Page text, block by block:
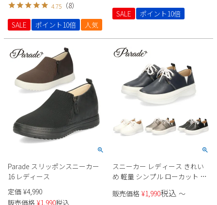
Parade
SKECHERS
moz
new balance
Parade
SKECHERS
GAP
EDWIN
new balance
Parade
SKECHERS
new balance
asics
瞬足
ハンドバッグ
ビジネスバッグ
トートバッグ
ショルダーバッグ
雑貨
ご利用ガイド
会員サービス
お問い合わせ
メルマガ購買
営業日カレンダー
休業日 お問い合わせ窓口休業日
2026 年8月
4.75 （8）
SALE
ポイント10倍 人気
SALE ポイント10倍
Parade スリッポンスニーカー
16 レディース
定価 ¥4,990
販売価格 ¥1,990税込
スニーカー レディース きれい
め 軽量 シンプル ローカット レ
ョン性 2345 Parade
販売価格 ¥1,990税込 〜